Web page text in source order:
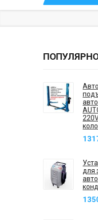
для